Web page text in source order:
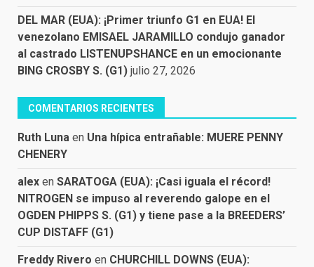
DEL MAR (EUA): ¡Primer triunfo G1 en EUA! El
venezolano EMISAEL JARAMILLO condujo ganador
al castrado LISTENUPSHANCE en un emocionante
BING CROSBY S. (G1) julio 27, 2026
COMENTARIOS RECIENTES
Ruth Luna en Una hípica entrañable: MUERE PENNY
CHENERY
alex en SARATOGA (EUA): ¡Casi iguala el récord!
NITROGEN se impuso al reverendo galope en el
OGDEN PHIPPS S. (G1) y tiene pase a la BREEDERS’
CUP DISTAFF (G1)
Freddy Rivero en CHURCHILL DOWNS (EUA):